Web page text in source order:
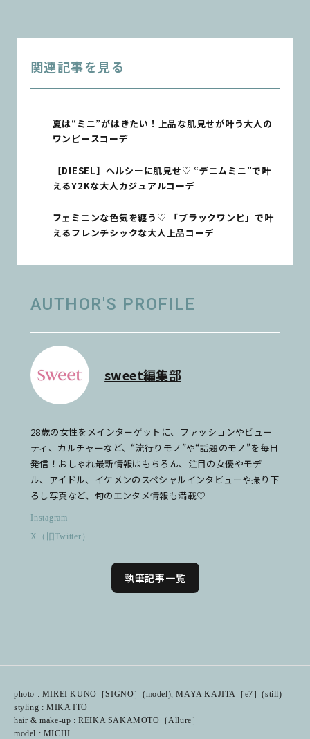
関連記事を見る
夏は“ミニ”がはきたい！上品な肌見せが叶う大人の
ワンピースコーデ
【DIESEL】ヘルシーに肌見せ♡ “デニムミニ”で叶
えるY2Kな大人カジュアルコーデ
フェミニンな色気を纏う♡ 「ブラックワンピ」で叶
えるフレンチシックな大人上品コーデ
AUTHOR'S PROFILE
sweet編集部
28歳の女性をメインターゲットに、ファッションやビュー
ティ、カルチャーなど、“流行りモノ”や“話題のモノ”を毎日
発信！おしゃれ最新情報はもちろん、注目の女優やモデ
ル、アイドル、イケメンのスペシャルインタビューや撮り下
ろし写真など、旬のエンタメ情報も満載♡
Instagram
X（旧Twitter）
執筆記事一覧
photo : MIREI KUNO［SIGNO］(model), MAYA KAJITA［e7］(still)
styling : MIKA ITO
hair & make-up : REIKA SAKAMOTO［Allure］
model : MICHI